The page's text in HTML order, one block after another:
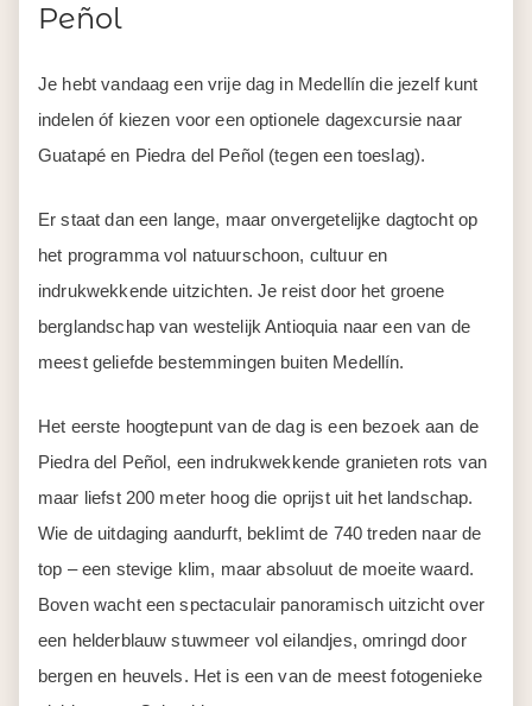
Peñol
Je hebt vandaag een vrije dag in Medellín die jezelf kunt
indelen óf kiezen voor een optionele dagexcursie naar
Guatapé en Piedra del Peñol (tegen een toeslag).
Er staat dan een lange, maar onvergetelijke dagtocht op
het programma vol natuurschoon, cultuur en
indrukwekkende uitzichten. Je reist door het groene
berglandschap van westelijk Antioquia naar een van de
meest geliefde bestemmingen buiten Medellín.
Het eerste hoogtepunt van de dag is een bezoek aan de
Piedra del Peñol, een indrukwekkende granieten rots van
maar liefst 200 meter hoog die oprijst uit het landschap.
Wie de uitdaging aandurft, beklimt de 740 treden naar de
top – een stevige klim, maar absoluut de moeite waard.
Boven wacht een spectaculair panoramisch uitzicht over
een helderblauw stuwmeer vol eilandjes, omringd door
bergen en heuvels. Het is een van de meest fotogenieke